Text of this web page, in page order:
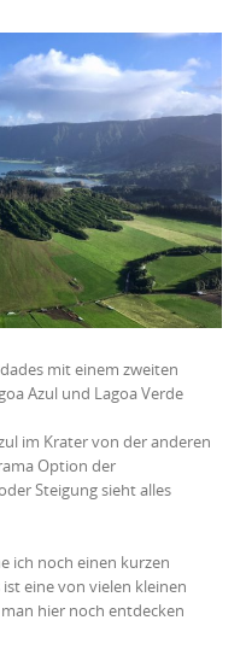
mit einem zweiten
Azul und Lagoa Verde
im Krater von der anderen
Option der
Steigung sieht alles
ich noch einen kurzen
eine von vielen kleinen
hier noch entdecken